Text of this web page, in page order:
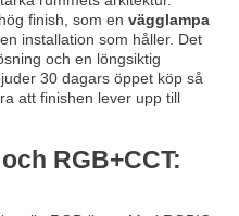
finish, som en vägglampa
installation som håller. Det
och en löngsiktig
30 dagars öppet köp så
att finishen lever upp till
RGB+CCT: